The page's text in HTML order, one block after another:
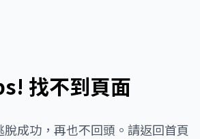
找不到頁面
成功，再也不回頭。請返回首頁